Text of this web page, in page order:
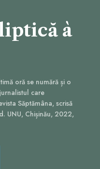
à
oră se numără și o
care
Săptămâna, scrisă
UNU, Chișinău, 2022,